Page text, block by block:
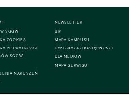
SGGW
COOKIES
PRYWATNOŚCI
SGGW
NARUSZEŃ
NEWSLETTER
BIP
MAPA KAMPUSU
DEKLARACJA DOSTĘPNOŚCI
DLA MEDIÓW
MAPA SERWISU